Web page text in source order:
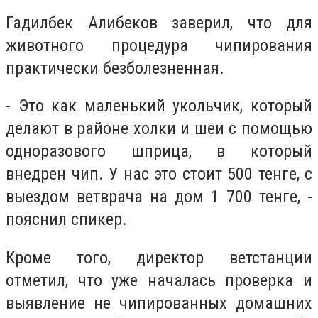
Гадилбек Алибеков заверил, что для
животного процедура чипирования
практически безболезненная.
- Это как маленький укольчик, который
делают в районе холки и шеи с помощью
одноразового шприца, в который
внедрен чип. У нас это стоит 500 тенге, с
выездом ветврача на дом 1 700 тенге, -
пояснил спикер.
Кроме того, директор ветстанции
отметил, что уже началась проверка и
выявление не чипированных домашних